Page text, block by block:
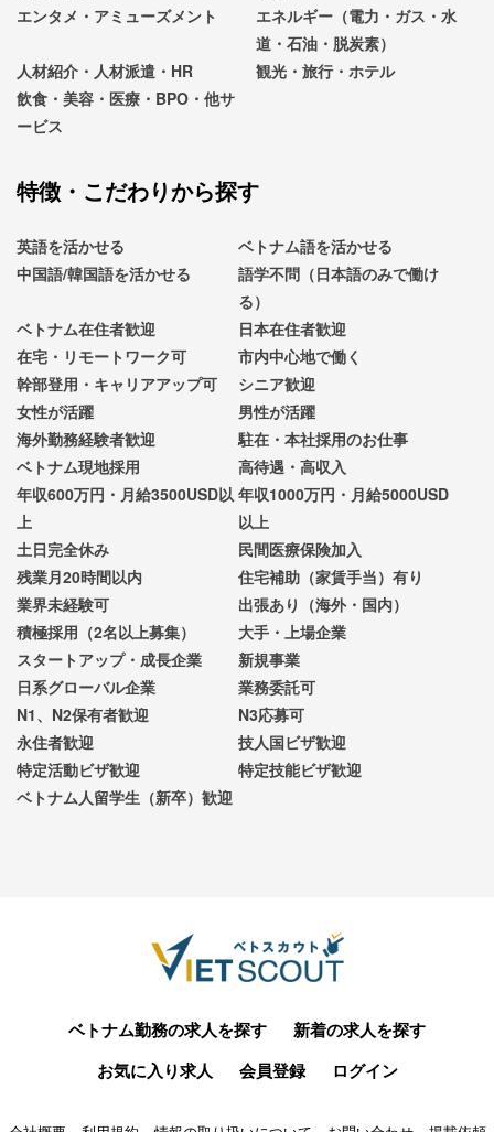
エンタメ・アミューズメント
エネルギー（電力・ガス・水
道・石油・脱炭素）
人材紹介・人材派遣・HR
観光・旅行・ホテル
飲食・美容・医療・BPO・他サ
ービス
特徴・こだわりから探す
英語を活かせる
ベトナム語を活かせる
中国語/韓国語を活かせる
語学不問（日本語のみで働け
る）
ベトナム在住者歓迎
日本在住者歓迎
在宅・リモートワーク可
市内中心地で働く
幹部登用・キャリアアップ可
シニア歓迎
女性が活躍
男性が活躍
海外勤務経験者歓迎
駐在・本社採用のお仕事
ベトナム現地採用
高待遇・高収入
年収600万円・月給3500USD以
上
年収1000万円・月給5000USD
以上
土日完全休み
民間医療保険加入
残業月20時間以内
住宅補助（家賃手当）有り
業界未経験可
出張あり（海外・国内）
積極採用（2名以上募集）
大手・上場企業
スタートアップ・成長企業
新規事業
日系グローバル企業
業務委託可
N1、N2保有者歓迎
N3応募可
永住者歓迎
技人国ビザ歓迎
特定活動ビザ歓迎
特定技能ビザ歓迎
ベトナム人留学生（新卒）歓迎
ベトナム勤務の求人を探す
新着の求人を探す
お気に入り求人
会員登録 ログイン